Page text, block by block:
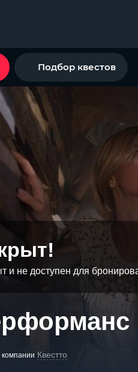
Подбор квестов
и не доступен для
Квестто